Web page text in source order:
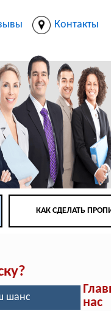
Контакты
КАК СДЕЛАТЬ
шанс
нас